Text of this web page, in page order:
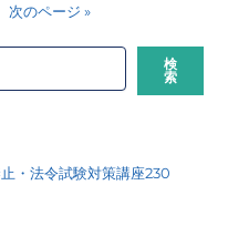
次のページ »
検
索
・法令試験対策講座230